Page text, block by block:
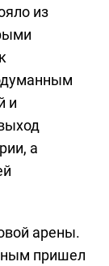
из
и
а
арены.
пришел